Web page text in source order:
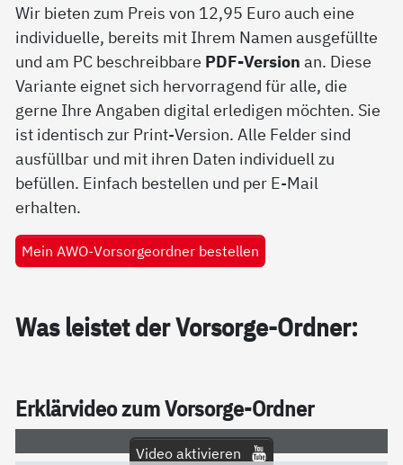
Wir bieten zum Preis von 12,95 Euro auch eine
individuelle, bereits mit Ihrem Namen ausgefüllte
und am PC beschreibbare PDF-Version an. Diese
Variante eignet sich hervorragend für alle, die
gerne Ihre Angaben digital erledigen möchten. Sie
ist identisch zur Print-Version. Alle Felder sind
ausfüllbar und mit ihren Daten individuell zu
befüllen. Einfach bestellen und per E-Mail
erhalten.
Mein AWO-Vorsorgeordner bestellen
Was leis­tet der Vor­sor­ge-Ord­ner:
Er­klär­vi­deo zum Vor­sor­ge-Ord­ner
Video aktivieren